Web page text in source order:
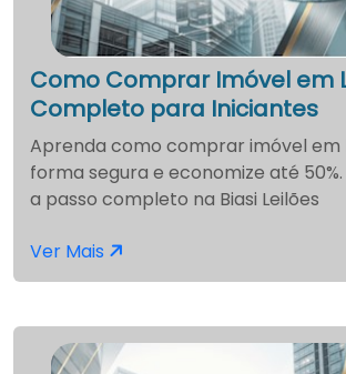
Como Comprar Imóvel em
Completo para Iniciantes
Aprenda como comprar imóvel em
forma segura e economize até
a passo completo na Biasi Leilões
Ver Mais